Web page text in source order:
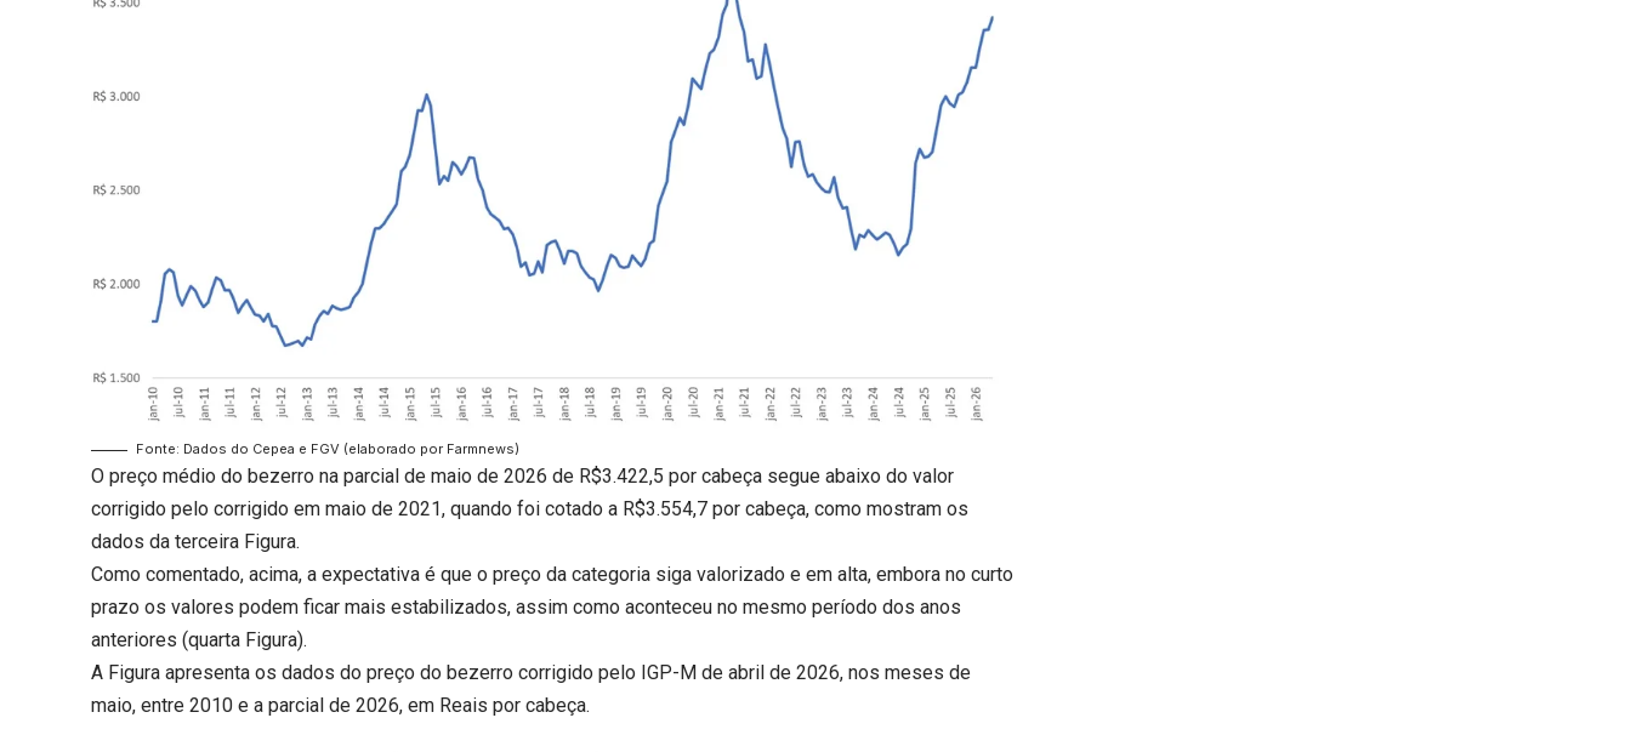
Fonte: Dados do Cepea e FGV (elaborado por Farmnews)
O preço médio do bezerro na parcial de maio de 2026 de R$3.422,5 por cabeça segue abaixo do valor
corrigido pelo corrigido em maio de 2021, quando foi cotado a R$3.554,7 por cabeça, como mostram os
dados da terceira Figura.
Como comentado, acima, a expectativa é que o preço da categoria siga valorizado e em alta, embora no curto
prazo os valores podem ficar mais estabilizados, assim como aconteceu no mesmo período dos anos
anteriores (quarta Figura).
A Figura apresenta os dados do preço do bezerro corrigido pelo IGP-M de abril de 2026, nos meses de
maio, entre 2010 e a parcial de 2026, em Reais por cabeça.